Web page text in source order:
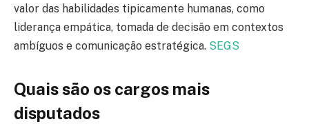
valor das habilidades tipicamente humanas, como
liderança empática, tomada de decisão em contextos
ambíguos e comunicação estratégica. SEGS
Quais são os cargos mais
disputados